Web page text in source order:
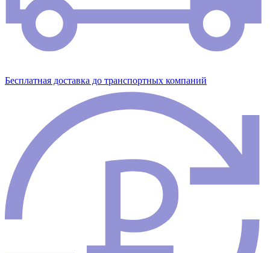
Бесплатная доставка до транспортных компаний